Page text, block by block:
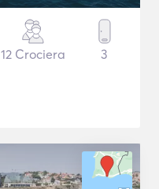
12 Crociera 3